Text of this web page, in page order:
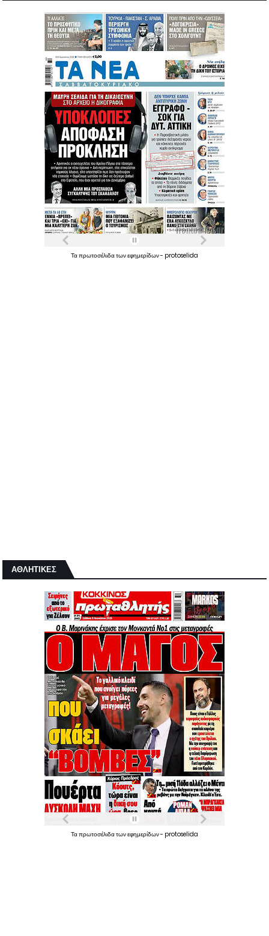
Ταπρωτοσέλιδατωνεφημερίδων- protoselida
ΑΘΛΗΤΙΚΕΣ
Ταπρωτοσέλιδατωνεφημερίδων- protoselida